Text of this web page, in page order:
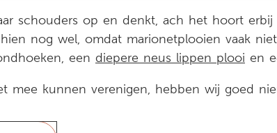
schouders op en denkt, ach het hoort
nog wel, omdat marionetplooien vaak
een diepere neus lippen plooi en
mee kunnen verenigen, hebben wij goed